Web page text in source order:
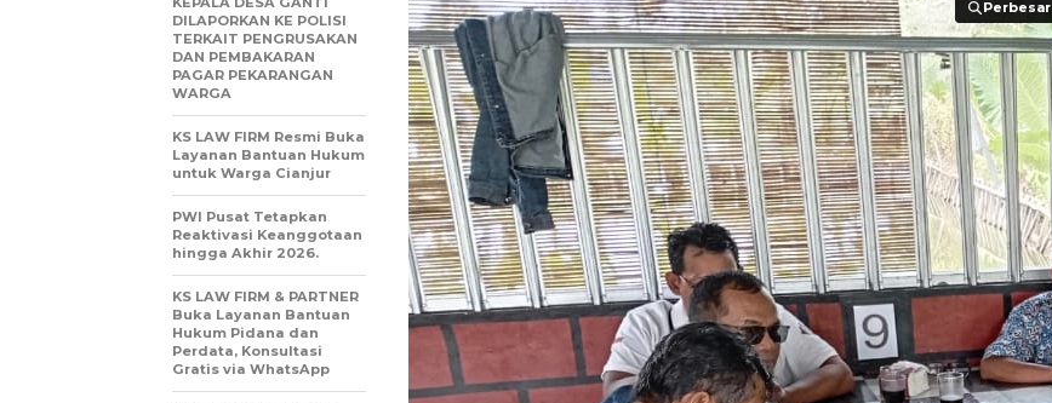
Perbesar
Perbesar
DILAPORKAN KE POLISI
TERKAIT PENGRUSAKAN
DAN PEMBAKARAN
PAGAR PEKARANGAN
WARGA
KS LAW FIRM Resmi Buka
Layanan Bantuan Hukum
untuk Warga Cianjur
PWI Pusat Tetapkan
Reaktivasi Keanggotaan
hingga Akhir 2026.
KS LAW FIRM & PARTNER
Buka Layanan Bantuan
Hukum Pidana dan
Perdata, Konsultasi
Gratis via WhatsApp